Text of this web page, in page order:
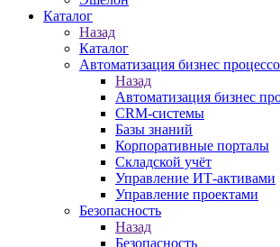
Каталог
Назад
Каталог
Автоматизация бизнес
Назад
Автоматизация бизнес
CRM-системы
Базы знаний
Корпоративные порталы
Складской учёт
Управление ИТ-активами
Управление проектами
Безопасность
Назад
Безопасность